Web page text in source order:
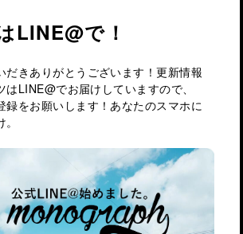
LINE@で！
だきありがとうございます！更新情報
LINE@でお届けしていますので、
録をお願いします！あなたのスマホに